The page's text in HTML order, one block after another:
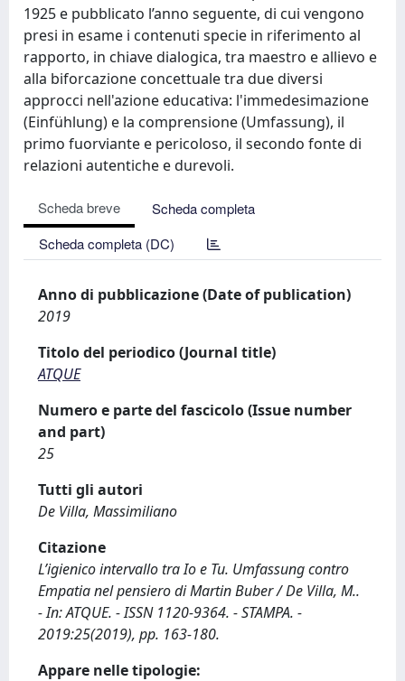
1925 e pubblicato l’anno seguente, di cui vengono
presi in esame i contenuti specie in riferimento al
rapporto, in chiave dialogica, tra maestro e allievo e
alla biforcazione concettuale tra due diversi
approcci nell'azione educativa: l'immedesimazione
(Einfühlung) e la comprensione (Umfassung), il
primo fuorviante e pericoloso, il secondo fonte di
relazioni autentiche e durevoli.
Scheda breve
Scheda completa
Scheda completa (DC)
Anno di pubblicazione (Date of publication)
2019
Titolo del periodico (Journal title)
ATQUE
Numero e parte del fascicolo (Issue number
and part)
25
Tutti gli autori
De Villa, Massimiliano
Citazione
L’igienico intervallo tra Io e Tu. Umfassung contro
Empatia nel pensiero di Martin Buber / De Villa, M..
- In: ATQUE. - ISSN 1120-9364. - STAMPA. -
2019:25(2019), pp. 163-180.
Appare nelle tipologie: